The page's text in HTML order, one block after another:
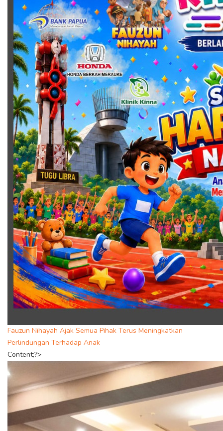
Fauzun Nihayah Ajak Semua Pihak Terus Meningkatkan
Perlindungan Terhadap Anak
Content;?>